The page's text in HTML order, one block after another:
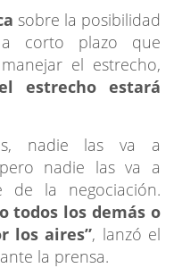
sobre la posibilidad
corto plazo que
el estrecho,
estrecho estará
nadie las va a
nadie las va a
de la negociación.
todos los demás o
los aires”, lanzó el
la prensa.